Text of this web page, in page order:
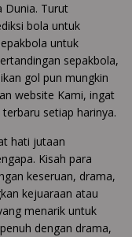
Dunia. Turut
bola untuk
untuk
sepakbola,
gol pun mungkin
website Kami, ingat
setiap harinya.
hati jutaan
Kisah para
keseruan, drama,
kejuaraan atau
menarik untuk
dengan drama,